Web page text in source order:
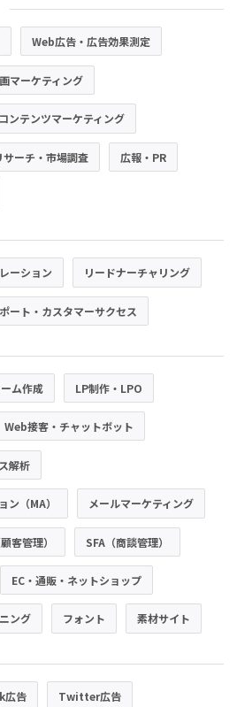
Web広告・広告効果測定
マーケティング
コンテンツマーケティング
サーチ・市場調査 広報・PR
ーション リードナーチャリング
ート・カスタマーサクセス
ム作成 LP制作・LPO
Web接客・チャットボット
解析
ン（MA） メールマーケティング
客管理） SFA（商談管理）
EC・通販・ネットショップ
ング フォント 素材サイト
広告 Twitter広告